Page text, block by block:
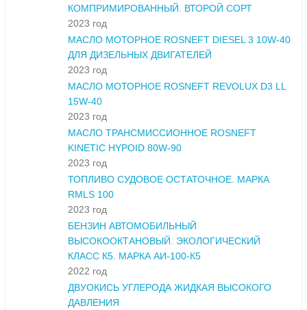
КОМПРИМИРОВАННЫЙ. ВТОРОЙ СОРТ
2023 год
МАСЛО МОТОРНОЕ ROSNEFT DIESEL 3 10W-40
ДЛЯ ДИЗЕЛЬНЫХ ДВИГАТЕЛЕЙ
2023 год
МАСЛО МОТОРНОЕ ROSNEFT REVOLUX D3 LL
15W-40
2023 год
МАСЛО ТРАНСМИССИОННОЕ ROSNEFT
KINETIC HYPOID 80W-90
2023 год
ТОПЛИВО СУДОВОЕ ОСТАТОЧНОЕ. МАРКА
RMLS 100
2023 год
БЕНЗИН АВТОМОБИЛЬНЫЙ
ВЫСОКООКТАНОВЫЙ. ЭКОЛОГИЧЕСКИЙ
КЛАСС К5. МАРКА АИ-100-К5
2022 год
ДВУОКИСЬ УГЛЕРОДА ЖИДКАЯ ВЫСОКОГО
ДАВЛЕНИЯ